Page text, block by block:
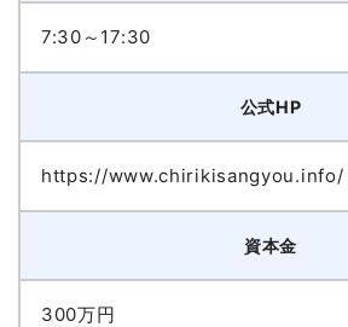
7:30～17:30
公式HP
https://www.chirikisangyou.info/
資本金
300万円